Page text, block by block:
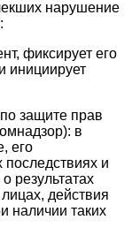
нарушение
фиксирует его
инициирует
защите прав
в
его
и
результатах
действия
наличии таких